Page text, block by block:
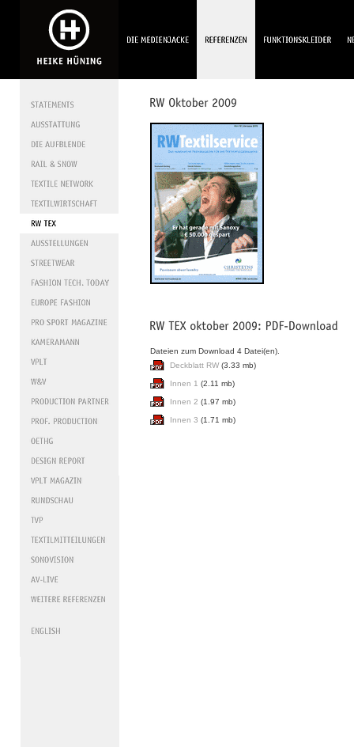
Dateien zum Download 4 Datei(en).
Deckblatt RW(3.33 mb)
Innen 1 (2.11 mb)
Innen 2 (1.97 mb)
Innen 3 (1.71 mb)